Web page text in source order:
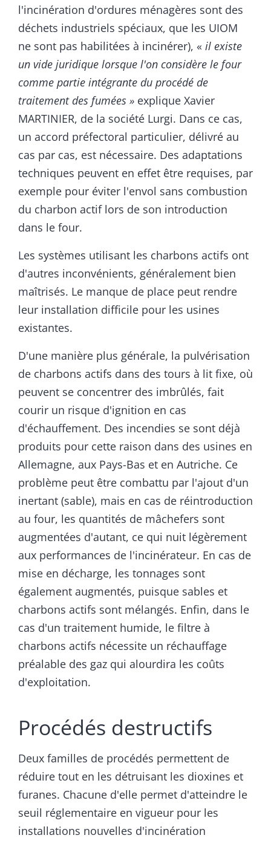
l'incinération d'ordures ménagères sont des
déchets industriels spéciaux, que les UIOM
ne sont pas habilitées à incinérer), « il existe
un vide juridique lorsque l'on considère le four
comme partie intégrante du procédé de
traitement des fumées » explique Xavier
MARTINIER, de la société Lurgi. Dans ce cas,
un accord préfectoral particulier, délivré au
cas par cas, est nécessaire. Des adaptations
techniques peuvent en effet être requises, par
exemple pour éviter l'envol sans combustion
du charbon actif lors de son introduction
dans le four.
Les systèmes utilisant les charbons actifs ont
d'autres inconvénients, généralement bien
maîtrisés. Le manque de place peut rendre
leur installation difficile pour les usines
existantes.
D'une manière plus générale, la pulvérisation
de charbons actifs dans des tours à lit fixe, où
peuvent se concentrer des imbrûlés, fait
courir un risque d'ignition en cas
d'échauffement. Des incendies se sont déjà
produits pour cette raison dans des usines en
Allemagne, aux Pays-Bas et en Autriche. Ce
problème peut être combattu par l'ajout d'un
inertant (sable), mais en cas de réintroduction
au four, les quantités de mâchefers sont
augmentées d'autant, ce qui nuit légèrement
aux performances de l'incinérateur. En cas de
mise en décharge, les tonnages sont
également augmentés, puisque sables et
charbons actifs sont mélangés. Enfin, dans le
cas d'un traitement humide, le filtre à
charbons actifs nécessite un réchauffage
préalable des gaz qui alourdira les coûts
d'exploitation.
Procédés destructifs
Deux familles de procédés permettent de
réduire tout en les détruisant les dioxines et
furanes. Chacune d'elle permet d'atteindre le
seuil réglementaire en vigueur pour les
installations nouvelles d'incinération